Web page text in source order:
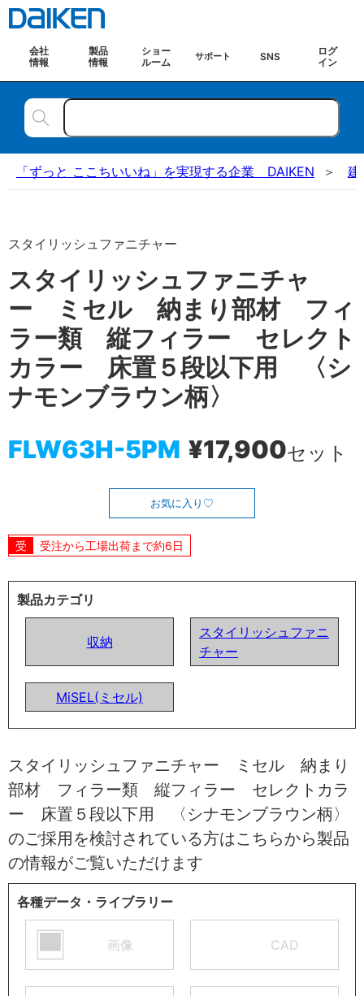
会社
情報
製品
情報
ショー
ルーム
サポート SNS
ログ
イン
「ずっと ここちいいね」を実現する企業 DAIKEN 建
スタイリッシュファニチャー
スタイリッシュファニチャ
ー ミセル 納まり部材 フィ
ラー類 縦フィラー セレクト
カラー 床置５段以下用 〈シ
ナモンブラウン柄〉
FLW63H-5PM ¥17,900セット
お気に入り
受注から工場出荷まで約6日
製品カテゴリ
収納
スタイリッシュファニ
チャー
MiSEL(ミセル)
スタイリッシュファニチャー ミセル 納まり
部材 フィラー類 縦フィラー セレクトカラ
ー 床置５段以下用 〈シナモンブラウン柄〉
のご採用を検討されている方はこちらから製品
の情報がご覧いただけます
各種データ・ライブラリー
画像 CAD